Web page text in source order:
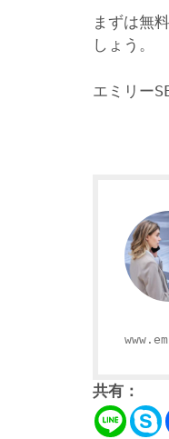
まずは無
しょう。
エミリー
共有：